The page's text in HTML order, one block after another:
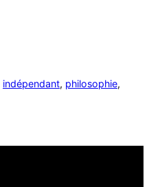
indépendant, philosophie